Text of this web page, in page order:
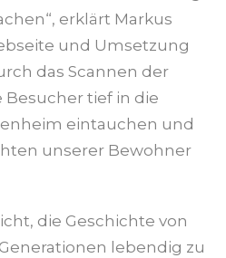
erklärt Markus
und Umsetzung
das Scannen der
Besucher tief in die
eintauchen und
unserer Bewohner
die Geschichte von
lebendig zu